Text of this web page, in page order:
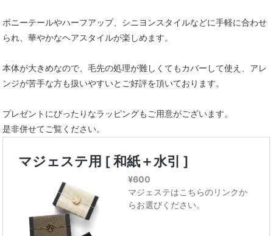
ポニーテールやハーフアップ、シニヨンスタイルなどに手軽に合わせ
られ、華やかなヘアスタイルが楽しめます。
本体が大きめなので、毛先の処理が難しくてもカバーして使え、アレ
ンジが苦手な方も扱いやすいとご好評を頂いております。
プレゼントにぴったりなラッピングもご用意がございます。
是非併せてご覧ください。